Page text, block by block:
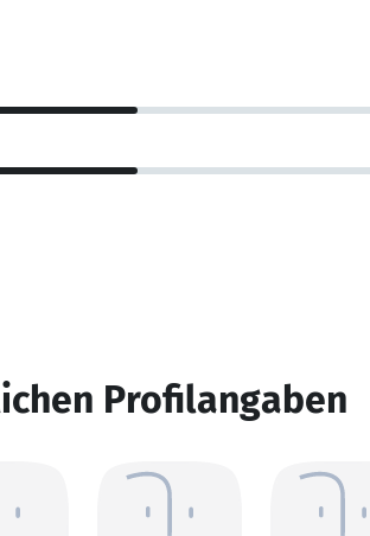
Profilangaben